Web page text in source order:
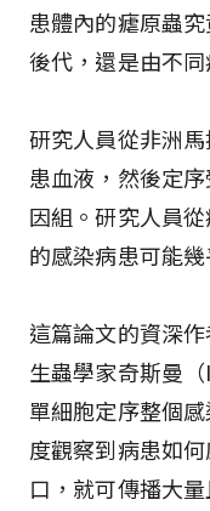
患體內的瘧原蟲
後代，還是由不
研究人員從非洲
患血液，然後定
因組。研究人員
的感染病患可能
這篇論文的資深
生蟲學家奇斯曼
單細胞定序整個
度觀察到病患如
口，就可傳播大